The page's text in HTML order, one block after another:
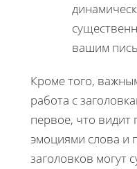
вашим
Кроме того,
работа с
первое, что
эмоциями слова и
заголовков могут